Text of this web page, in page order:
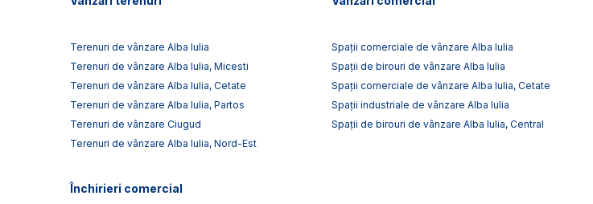
Terenuri de vânzare Alba Iulia
Terenuri de vânzare Alba Iulia, Micesti
Terenuri de vânzare Alba Iulia, Cetate
Terenuri de vânzare Alba Iulia, Partos
Terenuri de vânzare Ciugud
Terenuri de vânzare Alba Iulia, Nord-Est
Spații comerciale de vânzare Alba Iulia
Spații de birouri de vânzare Alba Iulia
Spații comerciale de vânzare Alba Iulia, Cetate
Spații industriale de vânzare Alba Iulia
Spații de birouri de vânzare Alba Iulia, Central
Închirieri comercial